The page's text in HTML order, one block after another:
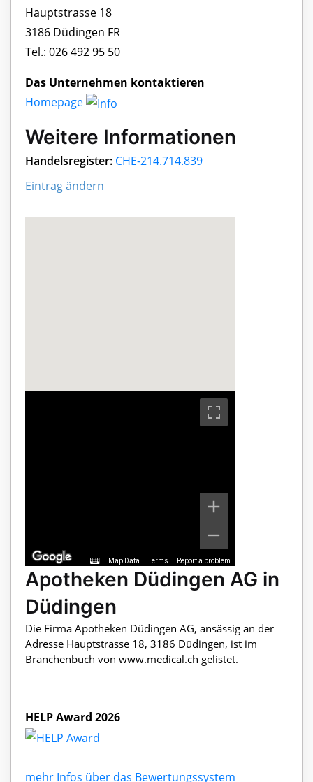
Hauptstrasse 18
3186 Düdingen FR
Tel.: 026 492 95 50
Das Unternehmen kontaktieren
Homepage
Weitere Informationen
Handelsregister: CHE-214.714.839
Eintrag ändern
Map Data Terms Report a problem
Apotheken Düdingen AG in
Düdingen
Die Firma Apotheken Düdingen AG, ansässig an der
Adresse Hauptstrasse 18, 3186 Düdingen, ist im
Branchenbuch von www.medical.ch gelistet.
HELP Award 2026
mehr Infos über das Bewertungssystem